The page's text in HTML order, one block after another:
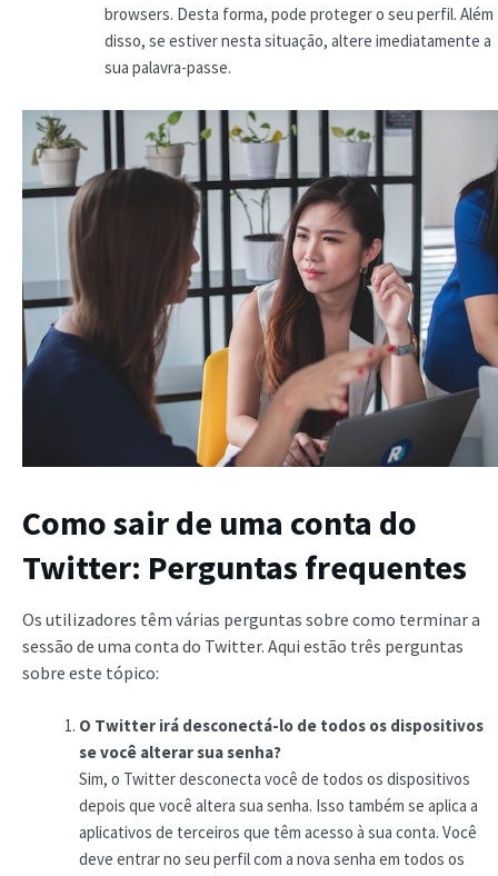
browsers. Desta forma, pode proteger o seu perfil. Além
disso, se estiver nesta situação, altere imediatamente a
sua palavra-passe.
Como sair de uma conta do
Twitter: Perguntas frequentes
Os utilizadores têm várias perguntas sobre como terminar a
sessão de uma conta do Twitter. Aqui estão três perguntas
sobre este tópico:
O Twitter irá desconectá-lo de todos os dispositivos
se você alterar sua senha?
Sim, o Twitter desconecta você de todos os dispositivos
depois que você altera sua senha. Isso também se aplica a
aplicativos de terceiros que têm acesso à sua conta. Você
deve entrar no seu perfil com a nova senha em todos os